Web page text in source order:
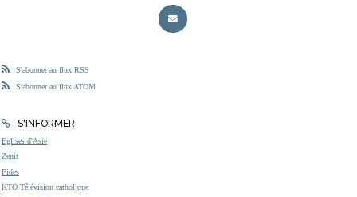
S'abonner au flux RSS
S'abonner au flux ATOM
S'INFORMER
Eglises d'Asie
Zenit
Fides
KTO Télévision catholique